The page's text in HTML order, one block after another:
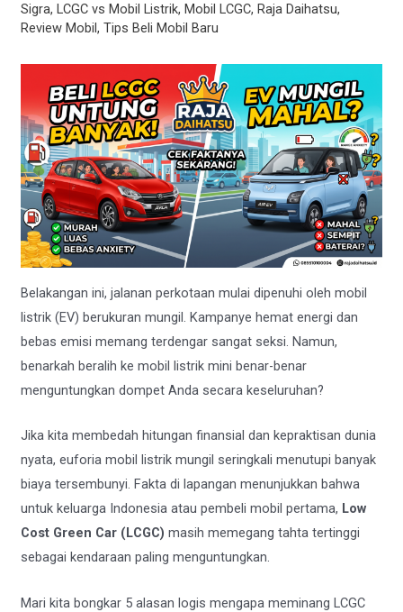
Sigra, LCGC vs Mobil Listrik, Mobil LCGC, Raja Daihatsu,
Review Mobil, Tips Beli Mobil Baru
Belakangan ini, jalanan perkotaan mulai dipenuhi oleh mobil
listrik (EV) berukuran mungil. Kampanye hemat energi dan
bebas emisi memang terdengar sangat seksi. Namun,
benarkah beralih ke mobil listrik mini benar-benar
menguntungkan dompet Anda secara keseluruhan?
Jika kita membedah hitungan finansial dan kepraktisan dunia
nyata, euforia mobil listrik mungil seringkali menutupi banyak
biaya tersembunyi. Fakta di lapangan menunjukkan bahwa
untuk keluarga Indonesia atau pembeli mobil pertama, Low
Cost Green Car (LCGC) masih memegang tahta tertinggi
sebagai kendaraan paling menguntungkan.
Mari kita bongkar 5 alasan logis mengapa meminang LCGC